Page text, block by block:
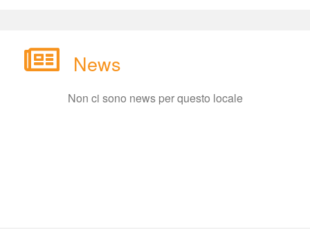
New
Non ci sono news per questo locale